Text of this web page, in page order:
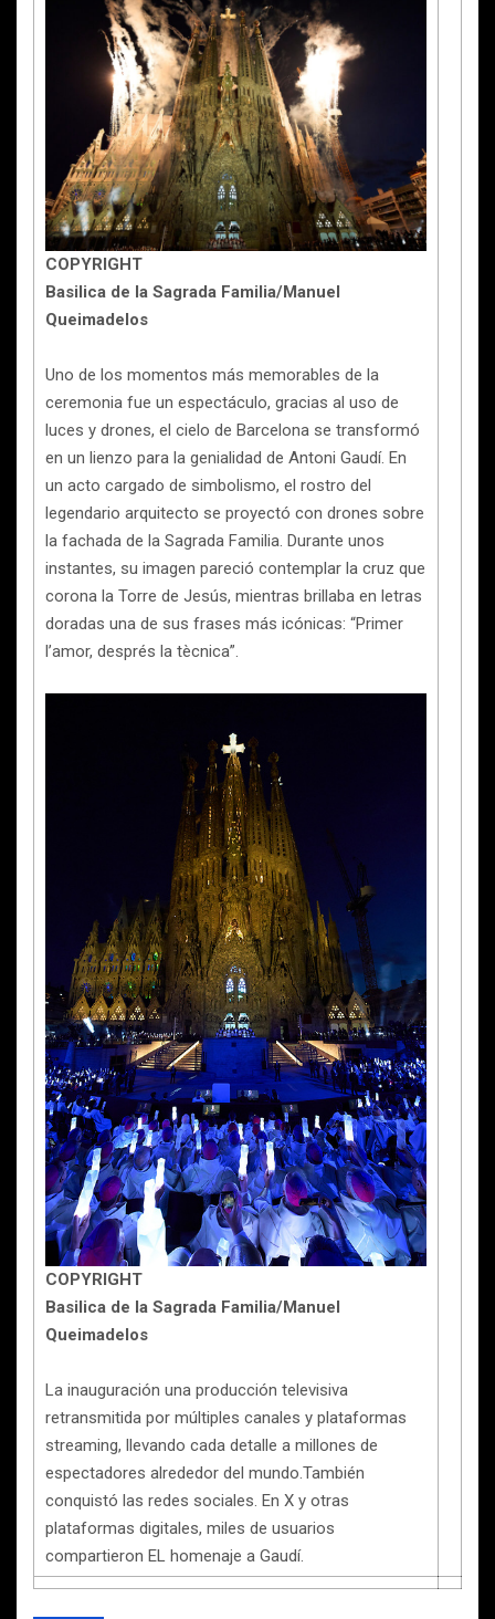
COPYRIGHT
Basilica de la Sagrada Familia/Manuel
Queimadelos
Uno de los momentos más memorables de la
ceremonia fue un espectáculo, gracias al uso de
luces y drones, el cielo de Barcelona se transformó
en un lienzo para la genialidad de Antoni Gaudí. En
un acto cargado de simbolismo, el rostro del
legendario arquitecto se proyectó con drones sobre
la fachada de la Sagrada Familia. Durante unos
instantes, su imagen pareció contemplar la cruz que
corona la Torre de Jesús, mientras brillaba en letras
doradas una de sus frases más icónicas: “Primer
l’amor, després la tècnica”.
COPYRIGHT
Basilica de la Sagrada Familia/Manuel
Queimadelos
La inauguración una producción televisiva
retransmitida por múltiples canales y plataformas
streaming, llevando cada detalle a millones de
espectadores alrededor del mundo.También
conquistó las redes sociales. En X y otras
plataformas digitales, miles de usuarios
compartieron EL homenaje a Gaudí.